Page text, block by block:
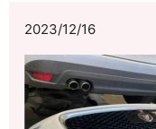
2023/12/16